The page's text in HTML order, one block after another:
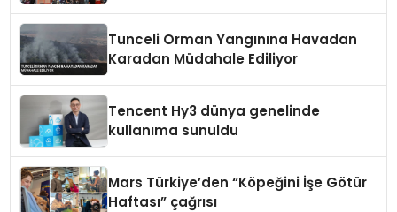
Tunceli Orman Yangınına Havadan
Karadan Müdahale Ediliyor
Tencent Hy3 dünya genelinde
kullanıma sunuldu
Mars Türkiye’den “Köpeğini İşe Götür
Haftası” çağrısı